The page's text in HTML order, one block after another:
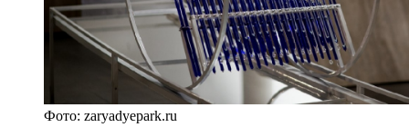
Фото: zaryadyepark.ru